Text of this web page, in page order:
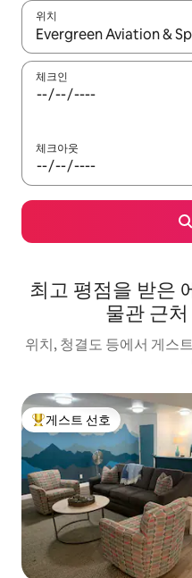
위치
결과가 나오면 위·아래 화
체크인
체크아웃
최고 평점을 받은
물관 근
위치, 청결도 등에서 게스
상위 게스트 선호
게스트 선호